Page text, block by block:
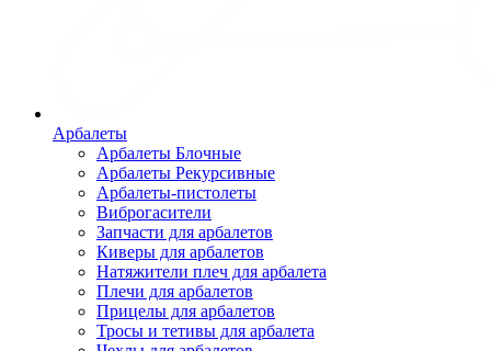
Арбалеты
Арбалеты Блочные
Арбалеты Рекурсивные
Арбалеты-пистолеты
Виброгасители
Запчасти для арбалетов
Киверы для арбалетов
Натяжители плеч для арбалета
Плечи для арбалетов
Прицелы для арбалетов
Тросы и тетивы для арбалета